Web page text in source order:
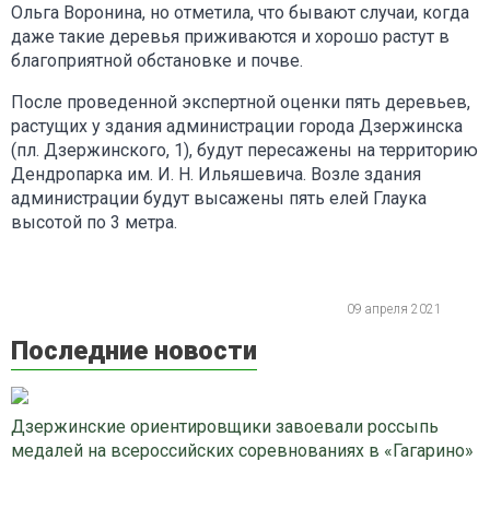
Ольга Воронина, но отметила, что бывают случаи, когда
даже такие деревья приживаются и хорошо растут в
благоприятной обстановке и почве.
После проведенной экспертной оценки пять деревьев,
растущих у здания администрации города Дзержинска
(пл. Дзержинского, 1), будут пересажены на территорию
Дендропарка им. И. Н. Ильяшевича. Возле здания
администрации будут высажены пять елей Глаука
высотой по 3 метра.
09 апреля 2021
Последние новости
Дзержинские ориентировщики завоевали россыпь
медалей на всероссийских соревнованиях в «Гагарино»